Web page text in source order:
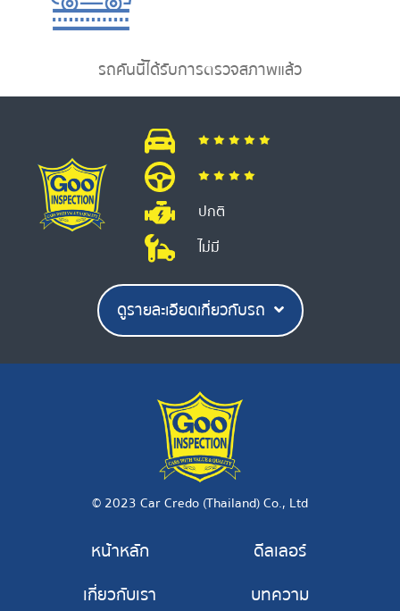
รถคันนี้ได้รับการตรวจสภาพแล้ว
ปกติ
ไม่มี
ดูรายละเอียดเกี่ยวกับรถ
© 2023 Car Credo (Thailand) Co., Ltd
หน้าหลัก
เกี่ยวกับเรา
ดีลเลอร์
บทความ